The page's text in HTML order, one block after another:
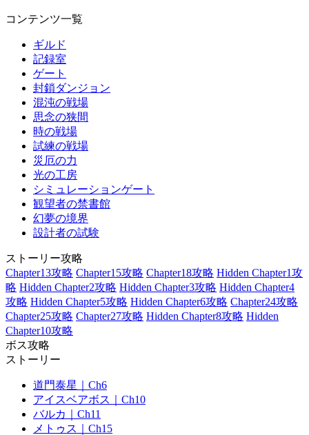
コンテンツ一覧
ギルド
記録室
ゲート
封鎖ダンジョン
混沌の戦場
思念の狭間
時の戦場
試練の戦場
災厄の力
光の工房
シミュレーションゲート
観望者の禁書館
幻夢の境界
設計者の試験
ストーリー攻略
Chapter13攻略 Chapter15攻略 Chapter18攻略 Hidden Chapter1攻
略 Hidden Chapter2攻略 Hidden Chapter3攻略 Hidden Chapter4
攻略 Hidden Chapter5攻略 Hidden Chapter6攻略 Chapter24攻略
Chapter25攻略 Chapter27攻略 Hidden Chapter8攻略 Hidden
Chapter10攻略
ボス攻略
ストーリー
道門泰星｜Ch6
アイスベアボス｜Ch10
バルカ｜Ch11
メトゥス｜Ch15